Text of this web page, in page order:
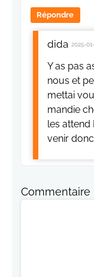
Répondre
dida 2025-
Y as pas
nous et
mettai
mandie
les attend
venir
Commentaire